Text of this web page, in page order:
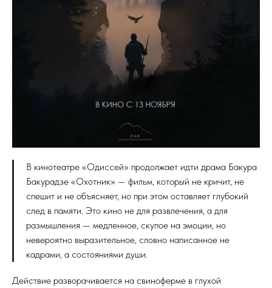
В кинотеатре «Одиссей» продолжает идти драма Бакура
Бакурадзе «Охотник» — фильм, который не кричит, не
спешит и не объясняет, но при этом оставляет глубокий
след в памяти. Это кино не для развлечения, а для
размышления — медленное, скупое на эмоции, но
невероятно выразительное, словно написанное не
кадрами, а состояниями души.
Действие разворачивается на свиноферме в глухой